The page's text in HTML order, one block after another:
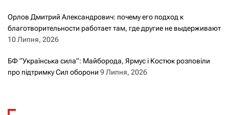
Орлов Дмитрий Александрович: почему его подход к
благотворительности работает там, где другие не выдерживают
10 Липня, 2026
БФ “Українська сила”: Майборода, Ярмус і Костюк розповіли
про підтримку Сил оборони 9 Липня, 2026